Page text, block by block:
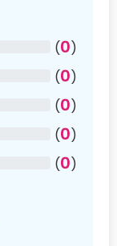
(0)
(0)
(0)
(0)
(0)